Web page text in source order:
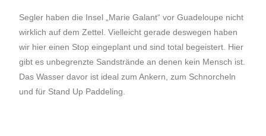
Segler haben die Insel „Marie Galant“ vor Guadeloupe nicht
wirklich auf dem Zettel. Vielleicht gerade deswegen haben
wir hier einen Stop eingeplant und sind total begeistert. Hier
gibt es unbegrenzte Sandstrände an denen kein Mensch ist.
Das Wasser davor ist ideal zum Ankern, zum Schnorcheln
und für Stand Up Paddeling.